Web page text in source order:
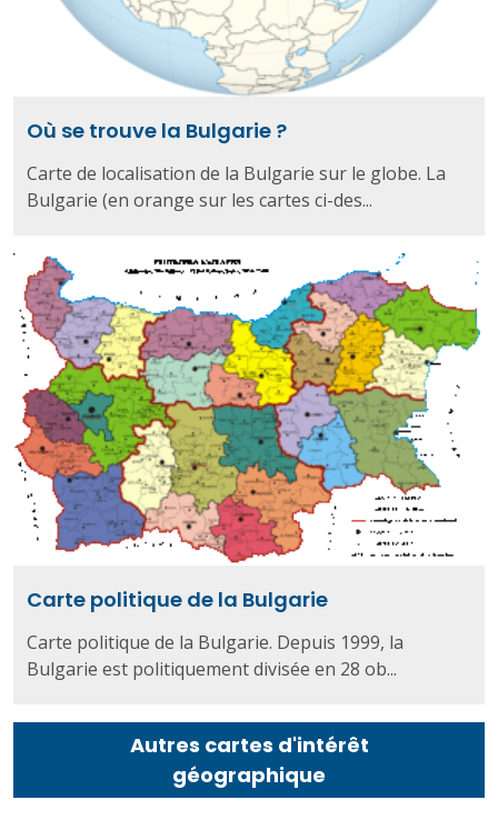
Où se trouve la Bulgarie ?
Carte de localisation de la Bulgarie sur le globe. La
Bulgarie (en orange sur les cartes ci-des...
Carte politique de la Bulgarie
Carte politique de la Bulgarie. Depuis 1999, la
Bulgarie est politiquement divisée en 28 ob...
Autres cartes d'intérêt
géographique